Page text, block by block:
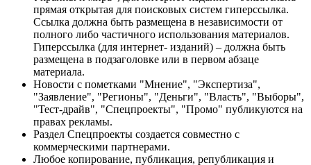
прямая открытая для поисковых систем гиперссылка.
Ссылка должна быть размещена в независимости от
полного либо частичного использования материалов.
Гиперссылка (для интернет- изданий) – должна быть
размещена в подзаголовке или в первом абзаце
материала.
Новости с пометками "Мнение", "Экспертиза",
"Заявление", "Регионы", "Деньги", "Власть", "Выборы",
"Тест-драйв", "Спецпроекты", "Промо" публикуются на
правах рекламы.
Раздел Спецпроекты создается совместно с
коммерческими партнерами.
Любое копирование, публикация, републикация и